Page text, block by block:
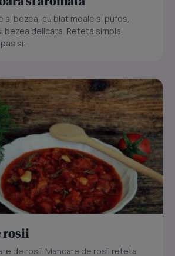
si bezea, cu blat moale si pufos,
bezea delicata. Reteta simpla,
si...
rosii
de rosii. Mancare de rosii reteta